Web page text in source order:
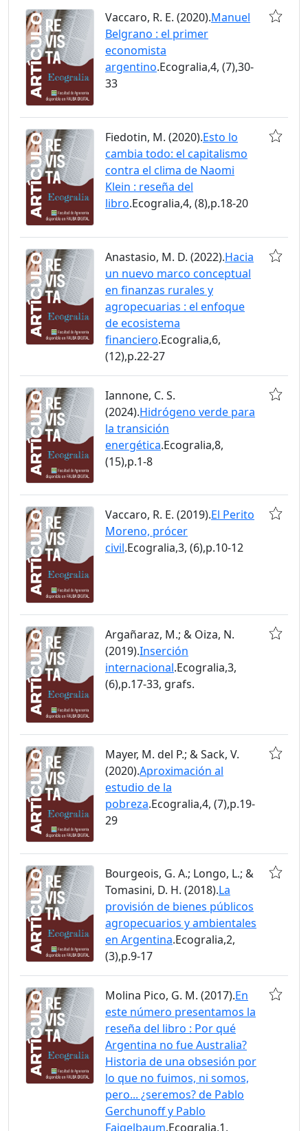
Vaccaro, R. E. (2020).Manuel
Belgrano : el primer
economista
argentino.Ecogralia,4, (7),30-
33
Fiedotin, M. (2020).Esto lo
cambia todo: el capitalismo
contra el clima de Naomi
Klein : reseña del
libro.Ecogralia,4, (8),p.18-20
Anastasio, M. D. (2022).Hacia
un nuevo marco conceptual
en finanzas rurales y
agropecuarias : el enfoque
de ecosistema
financiero.Ecogralia,6,
(12),p.22-27
Iannone, C. S.
(2024).Hidrógeno verde para
la transición
energética.Ecogralia,8,
(15),p.1-8
Vaccaro, R. E. (2019).El Perito
Moreno, prócer
civil.Ecogralia,3, (6),p.10-12
Argañaraz, M.; & Oiza, N.
(2019).Inserción
internacional.Ecogralia,3,
(6),p.17-33, grafs.
Mayer, M. del P.; & Sack, V.
(2020).Aproximación al
estudio de la
pobreza.Ecogralia,4, (7),p.19-
29
Bourgeois, G. A.; Longo, L.; &
Tomasini, D. H. (2018).La
provisión de bienes públicos
agropecuarios y ambientales
en Argentina.Ecogralia,2,
(3),p.9-17
Molina Pico, G. M. (2017).En
este número presentamos la
reseña del libro : Por qué
Argentina no fue Australia?
Historia de una obsesión por
lo que no fuimos, ni somos,
pero... ¿seremos? de Pablo
Gerchunoff y Pablo
Fajgelbaum.Ecogralia,1,